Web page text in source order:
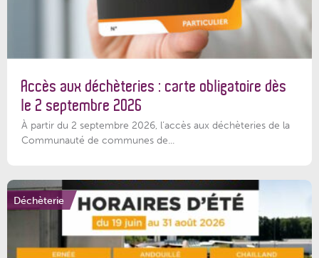
Accès aux déchèteries : carte obligatoire dès
le 2 septembre 2026
À partir du 2 septembre 2026, l’accès aux déchèteries de la
Communauté de communes de...
Déchèterie